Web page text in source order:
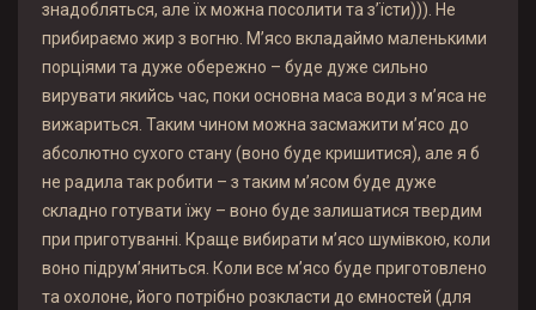
знадобляться, але їх можна посолити та з’їсти))). Не
прибираємо жир з вогню. М’ясо вкладаймо маленькими
порціями та дуже обережно – буде дуже сильно
вирувати якийсь час, поки основна маса води з м’яса не
вижариться. Таким чином можна засмажити м’ясо до
абсолютно сухого стану (воно буде кришитися), але я б
не радила так робити – з таким м’ясом буде дуже
складно готувати їжу – воно буде залишатися твердим
при приготуванні. Краще вибирати м’ясо шумівкою, коли
воно підрум’яниться. Коли все м’ясо буде приготовлено
та охолоне, його потрібно розкласти до ємностей (для